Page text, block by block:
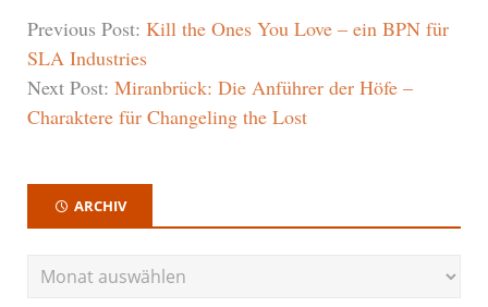
Previous Post: Kill the Ones You Love – ein BPN für
SLA Industries
Next Post: Miranbrück: Die Anführer der Höfe –
Charaktere für Changeling the Lost
ARCHIV